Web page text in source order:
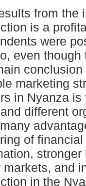
from the
is a
were
even
marketing
in Nyanza
different
of
markets, and
in the